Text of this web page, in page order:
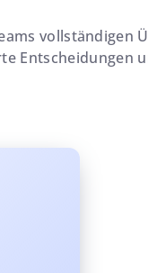
vollständigen
Entscheidungen